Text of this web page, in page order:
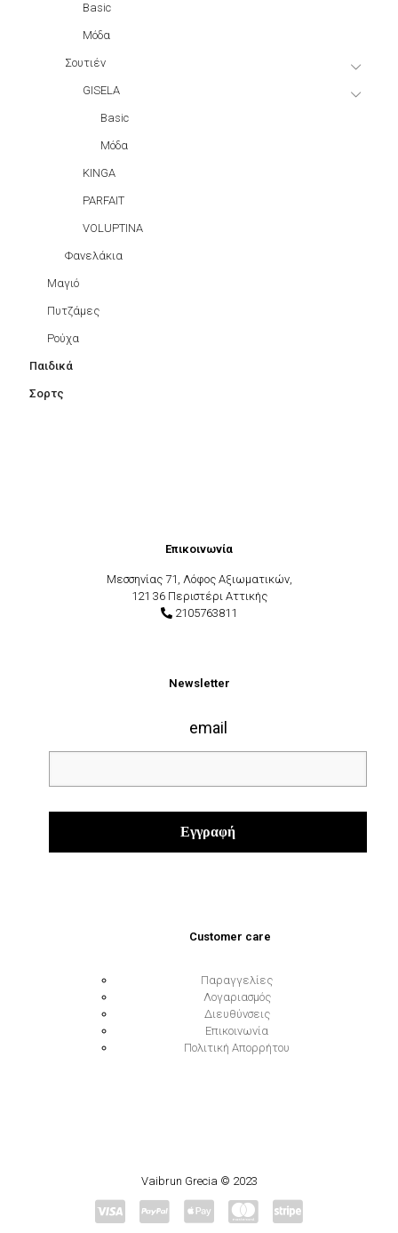
Basic
Μόδα
Σουτιέν
GISELA
Basic
Μόδα
KINGA
PARFAIT
VOLUPTINA
Φανελάκια
Μαγιό
Πυτζάμες
Ρούχα
Παιδικά
Σορτς
Επικοινωνία
Μεσσηνίας 71, Λόφος Αξιωματικών,
121 36 Περιστέρι Αττικής
2105763811
Newsletter
email
Customer care
Παραγγελίες
Λογαριασμός
Διευθύνσεις
Επικοινωνία
Πολιτική Απορρήτου
Vaibrun Grecia © 2023